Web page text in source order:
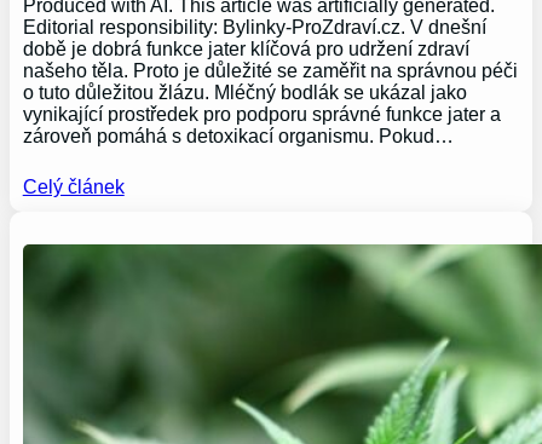
Produced with AI. This article was artificially generated.
Editorial responsibility: Bylinky-ProZdraví.cz. V dnešní
době je dobrá funkce jater klíčová pro udržení zdraví
našeho těla. Proto je důležité se zaměřit na správnou péči
o tuto důležitou žlázu. Mléčný bodlák se ukázal jako
vynikající prostředek pro podporu správné funkce jater a
zároveň pomáhá s detoxikací organismu. Pokud…
Celý článek